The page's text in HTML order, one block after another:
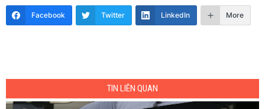
Facebook Twitter LinkedIn More
TIN LIÊN QUAN